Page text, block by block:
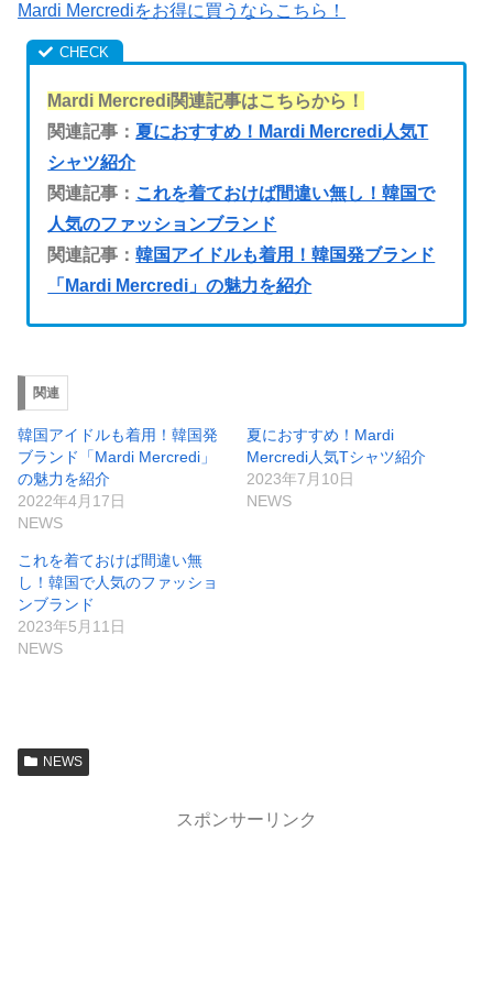
Mardi Mercrediをお得に買うならこちら！
Mardi Mercredi関連記事はこちらから！
関連記事：夏におすすめ！Mardi Mercredi人気T
シャツ紹介
関連記事： これを着ておけば間違い無し！韓国で
人気のファッションブランド
関連記事：韓国アイドルも着用！韓国発ブランド
「Mardi Mercredi」の魅力を紹介
関連
韓国アイドルも着用！韓国発
ブランド「Mardi Mercredi」
の魅力を紹介
2022年4月17日
NEWS
夏におすすめ！Mardi
Mercredi人気Tシャツ紹介
2023年7月10日
NEWS
これを着ておけば間違い無
し！韓国で人気のファッショ
ンブランド
2023年5月11日
NEWS
NEWS
スポンサーリンク